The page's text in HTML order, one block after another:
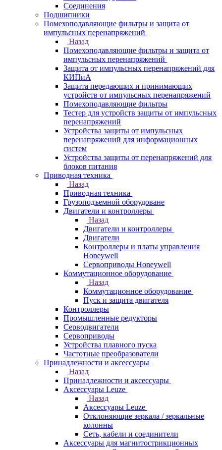
Соединения
Подшипники
Помехоподавляющие фильтры и защита от
импульсных перенапряжений
Назад
Помехоподавляющие фильтры и защита от
импульсных перенапряжений
Защита от импульсных перенапряжений для
КИПиА
Защита передающих и принимающих
устройств от импульсных перенапряжений
Помехоподавляющие фильтры
Тестер для устройств защиты от импульсных
перенапряжений
Устройства защиты от импульсных
перенапряжений для информационных
систем
Устройства защиты от перенапряжений для
блоков питания
Приводная техника
Назад
Приводная техника
Грузоподъемной оборудоване
Двигатели и контроллеры
Назад
Двигатели и контроллеры
Двигатели
Контроллеры и платы управления
Honeywell
Сервоприводы Honeywell
Коммутационное оборудование
Назад
Коммутационное оборудование
Пуск и защита двигателя
Контроллеры
Промышленные редукторы
Серводвигатели
Сервоприводы
Устройства плавного пуска
Частотные преобразователи
Принадлежности и аксессуары
Назад
Принадлежности и аксессуары
Аксессуары Leuze
Назад
Аксессуары Leuze
Отклоняющие зеркала / зеркальные
колонны
Сеть, кабели и соединители
Аксессуары для магнитострикционных